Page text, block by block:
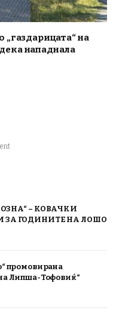
„газдарицата“ на
нападнала
– КОВАЧКИ
ЗА ГОДИНИТЕ НА ЛОШО
промовирана
Липша-Тофовиќ“